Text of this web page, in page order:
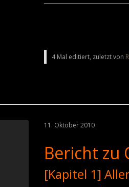
4 Mal editiert, zuletzt von
11. Oktober 2010
Bericht zu
[Kapitel 1]